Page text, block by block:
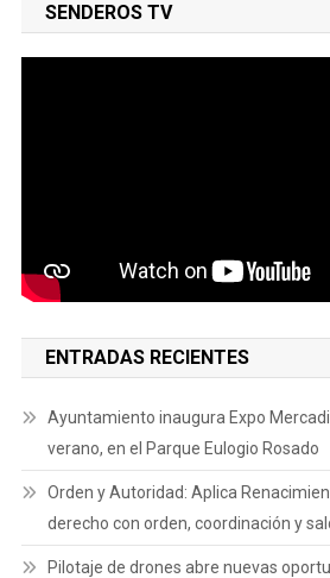
SENDEROS TV
ENTRADAS RECIENTES
Ayuntamiento inaugura Expo
verano, en el Parque Eulogio Rosado
Orden y Autoridad: Aplica
derecho con orden, coordinación y
Pilotaje de drones abre nuevas